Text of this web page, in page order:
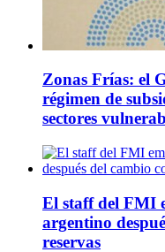
Zonas Frías: el
régimen de
sectores
El staff del FMI
argentino
reservas